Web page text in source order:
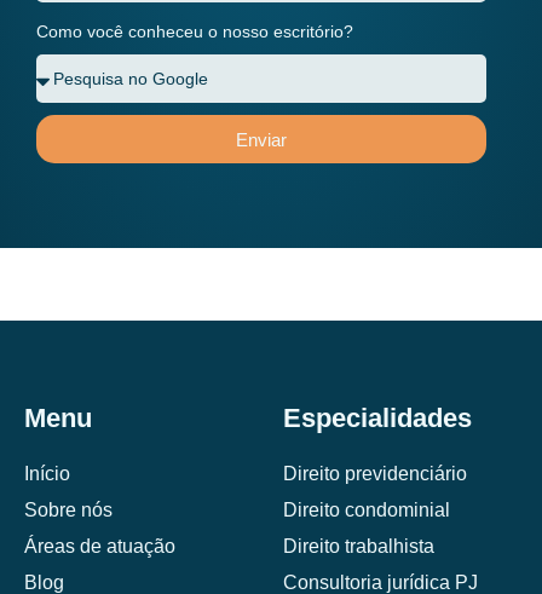
Como você conheceu o nosso escritório?
Enviar
Menu
Início
Sobre nós
Áreas de atuação
Blog
Especialidades
Direito previdenciário
Direito condominial
Direito trabalhista
Consultoria jurídica PJ